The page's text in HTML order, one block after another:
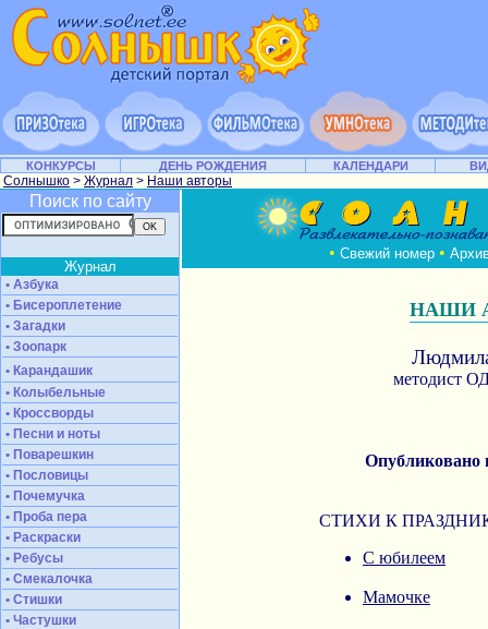
КОНКУРСЫ ДЕНЬ РОЖДЕНИЯ КАЛЕНДАРИ
Солнышко > Журнал > Наши авторы
Поиск по сайту
Журнал
• Азбука
• Бисероплетение
• Загадки
• Зоопарк
• Карандашик
• Колыбельные
• Кроссворды
• Песни и ноты
• Поварешкин
• Пословицы
• Почемучка
• Проба пера
• Раскраски
• Ребусы
• Смекалочка
• Стишки
• Частушки
• Свежий номер •
НАШИ
методист
СТИХИ К
С юбилеем
Мамочке